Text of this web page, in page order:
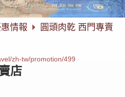
情報
圓頭肉乾 西門專賣
zh-tw/promotion/499
店